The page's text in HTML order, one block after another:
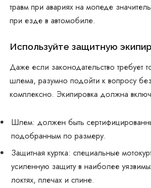
травм при авариях на мопеде
при езде в автомобиле.
Используйте защитную
Даже если законодательство требует
шлема, разумно подойти к вопросу
комплексно. Экипировка должна
Шлем: должен быть
подобранным по размеру.
Защитная куртка: специальные
усиленную защиту в наиболее
локтях, плечах и спине.